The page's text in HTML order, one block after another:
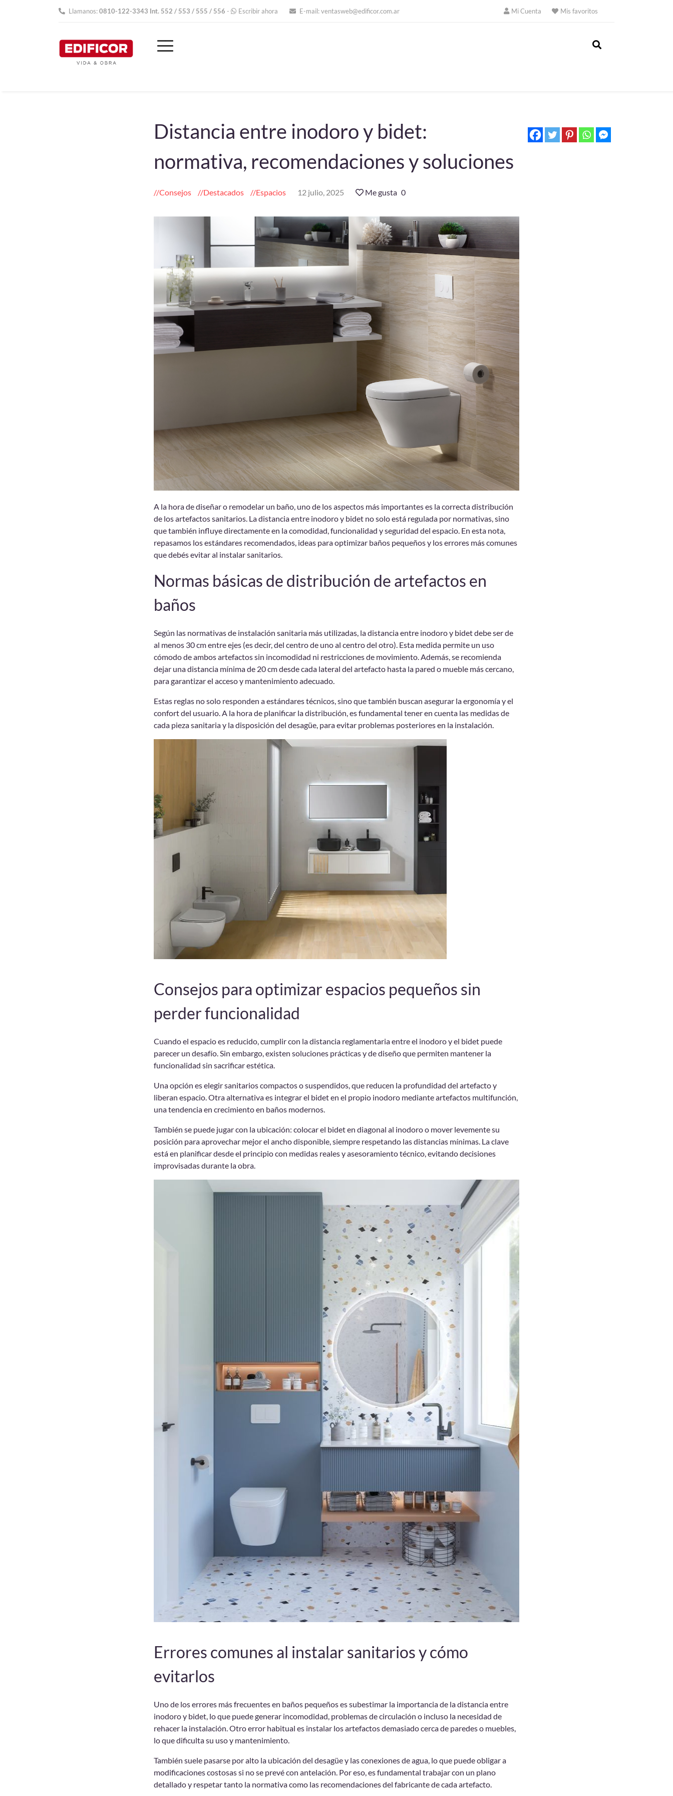
Llamanos:0810-122-3343 Int. 552 / 553 / 555 / 556 - Escribir ahora E-mail:ventasweb@edificor.com.ar Mi Cuenta Mis favoritos
Distancia entre inodoro y bidet:
normativa, recomendaciones y soluciones
Consejos Destacados Espacios 12 julio, 2025 Me gusta 0
A la hora de diseñar o remodelar un baño, uno de los aspectos más importantes es la correcta distribución
de los artefactos sanitarios. La distancia entre inodoro y bidet no solo está regulada por normativas, sino
que también influye directamente en la comodidad, funcionalidad y seguridad del espacio. En esta nota,
repasamos los estándares recomendados, ideas para optimizar baños pequeños y los errores más comunes
que debés evitar al instalar sanitarios.
Normas básicas de distribución de artefactos en
baños
Según las normativas de instalación sanitaria más utilizadas, la distancia entre inodoro y bidet debe ser de
al menos 30 cm entre ejes (es decir, del centro de uno al centro del otro). Esta medida permite un uso
cómodo de ambos artefactos sin incomodidad ni restricciones de movimiento. Además, se recomienda
dejar una distancia mínima de 20 cm desde cada lateral del artefacto hasta la pared o mueble más cercano,
para garantizar el acceso y mantenimiento adecuado.
Estas reglas no solo responden a estándares técnicos, sino que también buscan asegurar la ergonomía y el
confort del usuario. A la hora de planificar la distribución, es fundamental tener en cuenta las medidas de
cada pieza sanitaria y la disposición del desagüe, para evitar problemas posteriores en la instalación.
Consejos para optimizar espacios pequeños sin
perder funcionalidad
Cuando el espacio es reducido, cumplir con la distancia reglamentaria entre el inodoro y el bidet puede
parecer un desafío. Sin embargo, existen soluciones prácticas y de diseño que permiten mantener la
funcionalidad sin sacrificar estética.
Una opción es elegir sanitarios compactos o suspendidos, que reducen la profundidad del artefacto y
liberan espacio. Otra alternativa es integrar el bidet en el propio inodoro mediante artefactos multifunción,
una tendencia en crecimiento en baños modernos.
También se puede jugar con la ubicación: colocar el bidet en diagonal al inodoro o mover levemente su
posición para aprovechar mejor el ancho disponible, siempre respetando las distancias mínimas. La clave
está en planificar desde el principio con medidas reales y asesoramiento técnico, evitando decisiones
improvisadas durante la obra.
Errores comunes al instalar sanitarios y cómo
evitarlos
Uno de los errores más frecuentes en baños pequeños es subestimar la importancia de la distancia entre
inodoro y bidet, lo que puede generar incomodidad, problemas de circulación o incluso la necesidad de
rehacer la instalación. Otro error habitual es instalar los artefactos demasiado cerca de paredes o muebles,
lo que dificulta su uso y mantenimiento.
También suele pasarse por alto la ubicación del desagüe y las conexiones de agua, lo que puede obligar a
modificaciones costosas si no se prevé con antelación. Por eso, es fundamental trabajar con un plano
detallado y respetar tanto la normativa como las recomendaciones del fabricante de cada artefacto.